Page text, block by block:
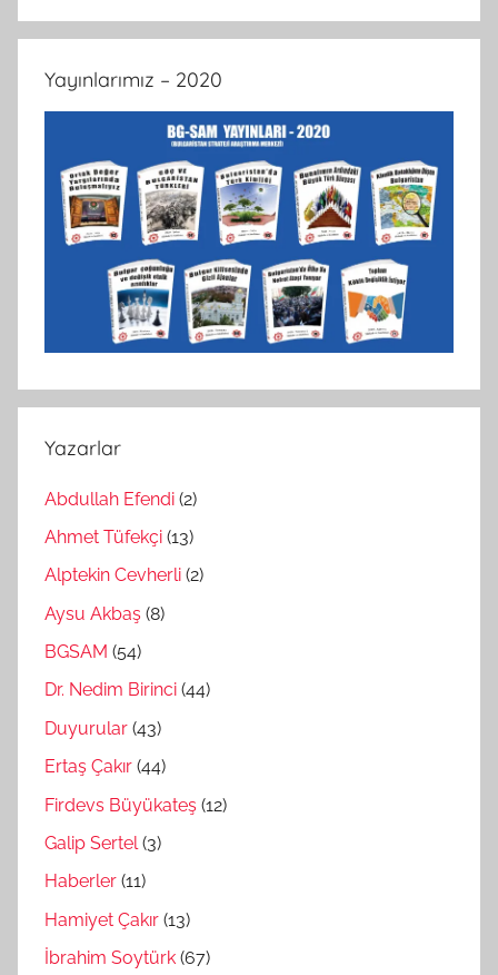
Yayınlarımız – 2020
Yazarlar
Abdullah Efendi (2)
Ahmet Tüfekçi (13)
Alptekin Cevherli (2)
Aysu Akbaş (8)
BGSAM (54)
Dr. Nedim Birinci (44)
Duyurular (43)
Ertaş Çakır (44)
Firdevs Büyükateş (12)
Galip Sertel(3)
Haberler (11)
Hamiyet Çakır (13)
İbrahim Soytürk (67)